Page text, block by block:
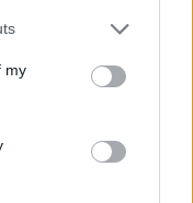
my
questo